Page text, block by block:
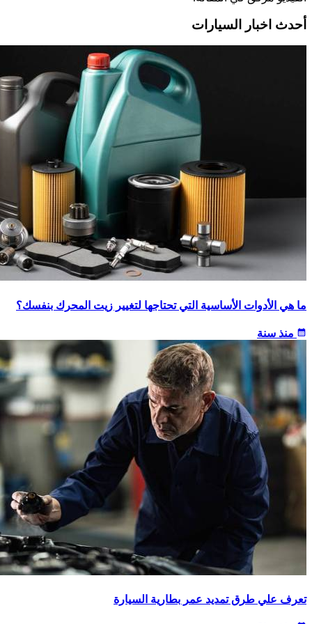
أحدث اخبار السيارات
ما هي الأدوات الأساسية التي تحتاجها لتغيير زيت المحرك بنفسك؟
calendar_month منذ سنة
تعرف علي طرق تمديد عمر بطارية السيارة